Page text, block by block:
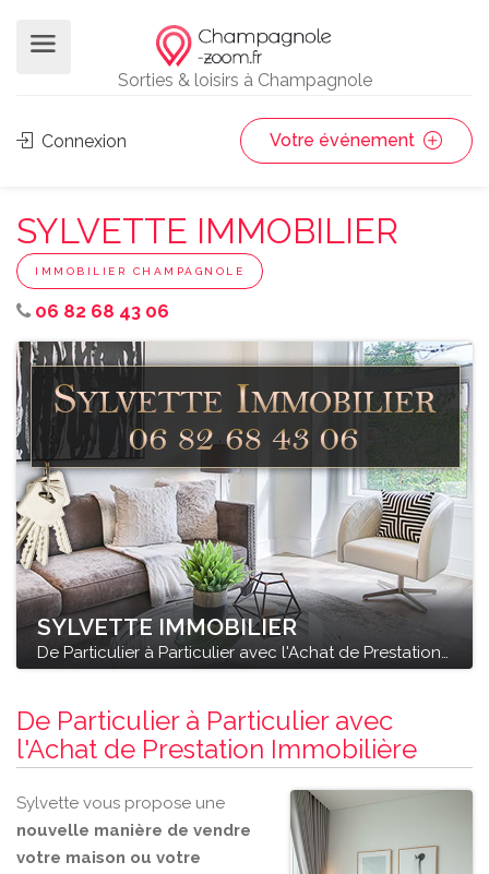
Sorties & loisirs à Champagnole
Connexion Votre événement
SYLVETTE IMMOBILIER
IMMOBILIER CHAMPAGNOLE
06 82 68 43 06
SYLVETTE IMMOBILIER
De Particulier à Particulier avec l'Achat de Prestation Immobilière
De Particulier à Particulier avec
l'Achat de Prestation Immobilière
Sylvette vous propose une
nouvelle manière de vendre
votre maison ou votre